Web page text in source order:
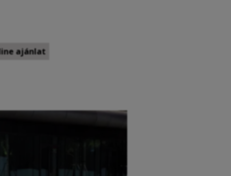
ajánlat